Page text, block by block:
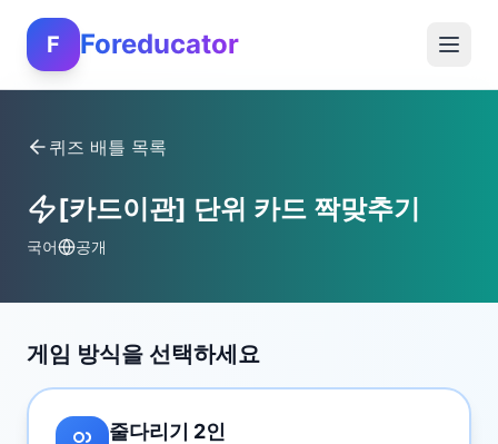
F Foreducator
퀴즈 배틀 목록
[카드이관] 단위 카드 짝맞추기
국어 공개
게임 방식을 선택하세요
줄다리기 2인